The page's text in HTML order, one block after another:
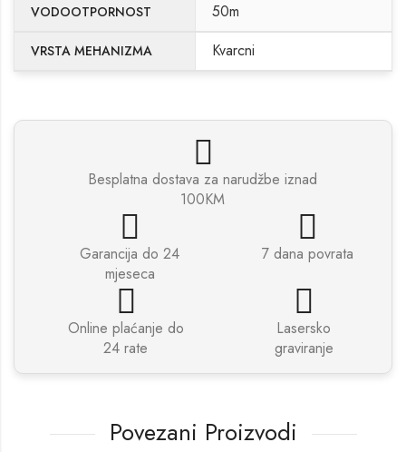
VODOOTPORNOST 50m
VRSTA MEHANIZMA Kvarcni
Besplatna dostava za narudžbe iznad
100KM
Garancija do 24
mjeseca
7 dana povrata
Online plaćanje do
24 rate
Lasersko
graviranje
Povezani Proizvodi